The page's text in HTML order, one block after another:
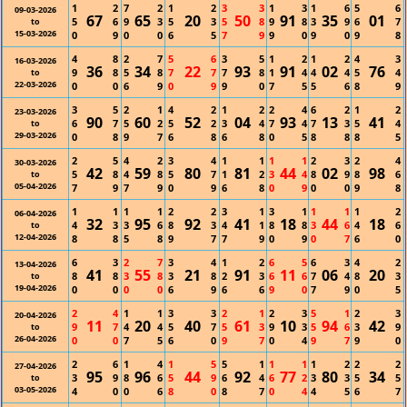
09-03-2026
to
15-03-2026
1
5
0
67
2
6
9
7
9
0
65
2
3
0
1
5
6
20
2
3
5
3
5
7
50
3
8
9
1
9
9
91
3
8
0
1
3
9
35
6
9
0
5
6
9
01
6
7
8
16-03-2026
to
22-03-2026
4
9
0
36
8
8
0
2
5
6
34
7
8
9
5
7
0
22
6
7
9
3
7
9
93
5
8
0
1
1
7
91
2
4
5
1
4
5
02
2
4
6
4
5
8
76
3
4
9
23-03-2026
to
29-03-2026
3
6
0
90
5
7
8
2
5
9
60
1
2
7
4
5
6
52
2
2
8
1
3
6
04
2
4
8
2
7
0
93
4
4
5
6
7
8
13
2
3
8
1
5
8
41
2
4
5
30-03-2026
to
05-04-2026
2
5
7
42
5
8
9
4
4
7
59
2
8
9
3
5
0
80
4
7
9
1
1
6
81
1
2
8
1
3
0
44
1
4
9
2
8
0
02
3
9
0
2
8
9
98
4
6
8
06-04-2026
to
12-04-2026
1
4
8
32
1
3
8
1
3
5
95
1
6
8
2
8
9
92
2
3
7
3
4
7
41
1
1
9
3
8
0
18
1
8
9
1
3
0
44
1
6
7
1
4
6
18
2
6
0
13-04-2026
to
19-04-2026
6
8
0
41
3
8
0
2
3
0
55
7
8
0
3
3
6
21
4
8
9
1
2
6
91
2
3
6
6
6
9
11
5
6
0
6
7
7
06
3
4
9
4
8
0
20
2
3
5
20-04-2026
to
26-04-2026
2
9
0
11
4
7
0
1
4
7
20
1
4
5
3
5
6
40
3
7
0
2
5
9
61
1
3
7
2
9
0
10
3
3
4
5
5
9
94
1
6
7
2
3
9
42
3
9
0
27-04-2026
to
03-05-2026
2
3
4
95
6
9
0
1
8
0
96
4
6
6
1
5
8
44
5
9
0
5
6
8
92
1
4
7
1
6
0
77
1
2
4
1
3
4
80
2
3
5
2
5
6
34
2
5
7